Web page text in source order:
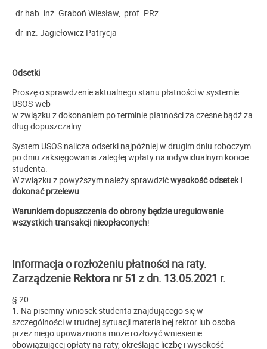
dr hab. inż. Graboń Wiesław, prof. PRz
dr inż. Jagiełowicz Patrycja
Odsetki
Proszę o sprawdzenie aktualnego stanu płatności w systemie
USOS-web
w związku z dokonaniem po terminie płatności za czesne bądź za
dług dopuszczalny.
System USOS nalicza odsetki najpóźniej w drugim dniu roboczym
po dniu zaksięgowania zaległej wpłaty na indywidualnym koncie
studenta.
W związku z powyższym należy sprawdzićwysokość odsetek i
dokonać przelewu.
Warunkiem dopuszczenia do obrony będzie uregulowanie
wszystkich transakcji nieopłaconych!
Informacja o rozłożeniu płatności na raty.
Zarządzenie Rektora nr 51 z dn. 13.05.2021 r.
§ 20
1. Na pisemny wniosek studenta znajdującego się w
szczególności w trudnej sytuacji materialnej rektor lub osoba
przez niego upoważniona może rozłożyć wniesienie
obowiązującej opłaty na raty, określając liczbę i wysokość